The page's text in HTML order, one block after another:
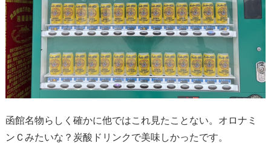
函館名物らしく確かに他ではこれ見たことない。オロナミ
ンＣみたいな？炭酸ドリンクで美味しかったです。